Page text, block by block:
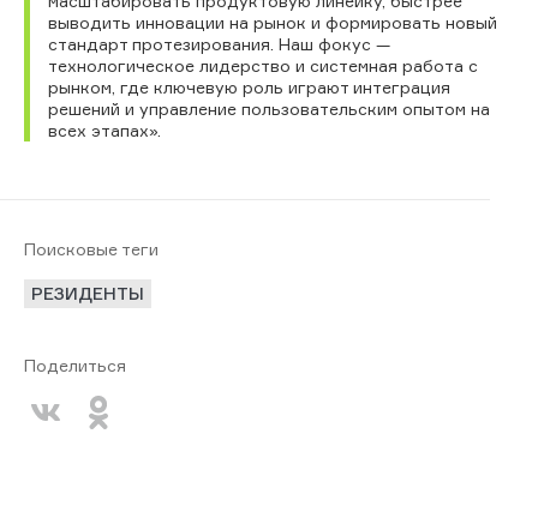
выводить инновации на рынок и формировать новый
стандарт протезирования. Наш фокус —
технологическое лидерство и системная работа с
рынком, где ключевую роль играют интеграция
решений и управление пользовательским опытом на
всех этапах».
Поисковые теги
РЕЗИДЕНТЫ
Поделиться